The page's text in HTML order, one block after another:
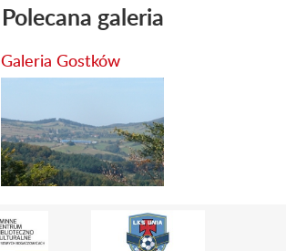
Polecana galeria
Galeria Gostków